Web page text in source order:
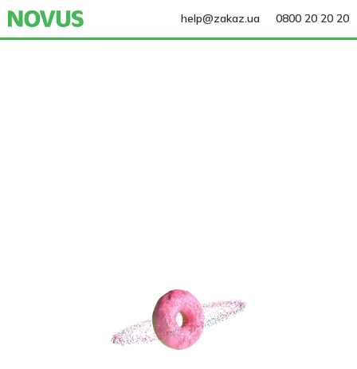
help@zakaz.ua 0800 20 20 20